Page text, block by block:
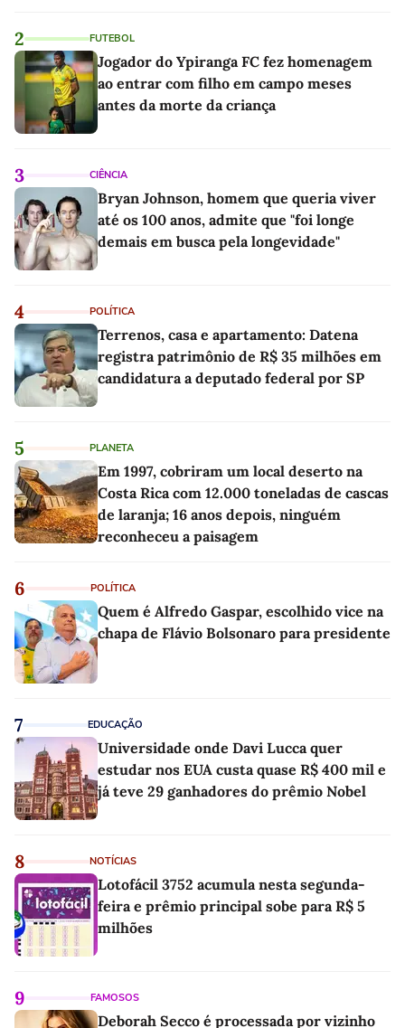
2 FUTEBOL
Jogador do Ypiranga FC fez homenagem
ao entrar com filho em campo meses
antes da morte da criança
3 CIÊNCIA
Bryan Johnson, homem que queria viver
até os 100 anos, admite que "foi longe
demais em busca pela longevidade"
4 POLÍTICA
Terrenos, casa e apartamento: Datena
registra patrimônio de R$ 35 milhões em
candidatura a deputado federal por SP
5 PLANETA
Em 1997, cobriram um local deserto na
Costa Rica com 12.000 toneladas de cascas
de laranja; 16 anos depois, ninguém
reconheceu a paisagem
6 POLÍTICA
Quem é Alfredo Gaspar, escolhido vice na
chapa de Flávio Bolsonaro para presidente
7 EDUCAÇÃO
Universidade onde Davi Lucca quer
estudar nos EUA custa quase R$ 400 mil e
já teve 29 ganhadores do prêmio Nobel
8 NOTÍCIAS
Lotofácil 3752 acumula nesta segunda-
feira e prêmio principal sobe para R$ 5
milhões
9 FAMOSOS
Deborah Secco é processada por vizinho